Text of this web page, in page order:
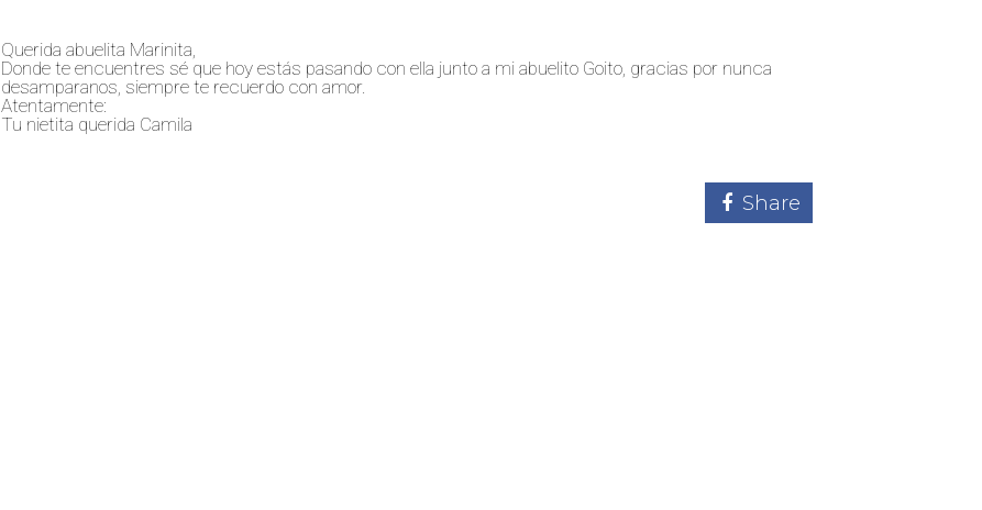
Querida abuelita Marinita,
Donde te encuentres sé que hoy estás pasando con ella junto a mi abuelito Goito, gracias por nunca
desamparanos, siempre te recuerdo con amor.
Atentamente:
Tu nietita querida Camila
Share